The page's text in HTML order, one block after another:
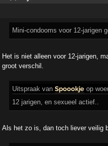
Mini-condooms voor 12-jarigen
Het is niet alleen voor 12-jarigen,
groot verschil.
Uitspraak vanSpoookje op
12 jarigen, en sexueel actief..
Als het zo is, dan toch liever veilig